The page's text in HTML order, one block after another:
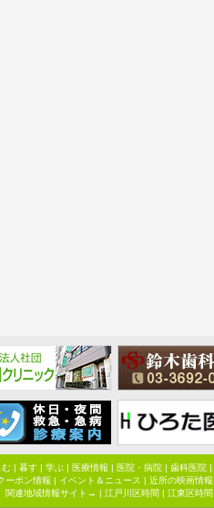
む| 暮す| 学ぶ| 医療情報 | 医院・病院| 歯科医院|
ーポン情報 | イベント＆ニュース | 近所の映画情報
関連地域情報サイト→ | 江戸川区時間 | 江東区時間